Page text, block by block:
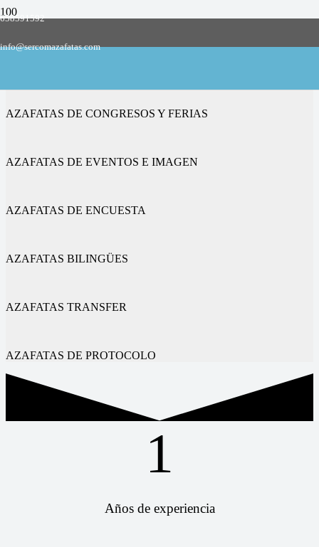
658591592
info@sercomazafatas.com
AZAFATAS DE CONGRESOS Y FERIAS
AZAFATAS DE EVENTOS E IMAGEN
AZAFATAS DE ENCUESTA
AZAFATAS BILINGÜES
AZAFATAS TRANSFER
AZAFATAS DE PROTOCOLO
1
Años de experiencia